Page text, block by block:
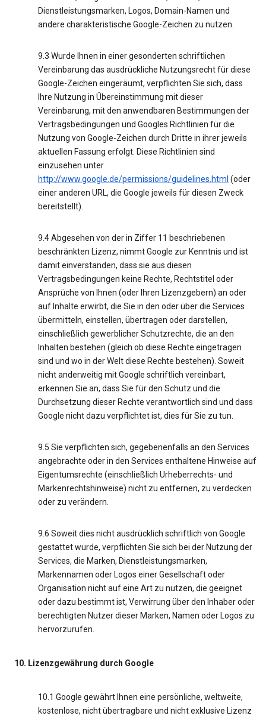
Dienstleistungsmarken, Logos, Domain-Namen und
andere charakteristische Google-Zeichen zu nutzen.
9.3 Wurde Ihnen in einer gesonderten schriftlichen
Vereinbarung das ausdrückliche Nutzungsrecht für diese
Google-Zeichen eingeräumt, verpflichten Sie sich, dass
Ihre Nutzung in Übereinstimmung mit dieser
Vereinbarung, mit den anwendbaren Bestimmungen der
Vertragsbedingungen und Googles Richtlinien für die
Nutzung von Google-Zeichen durch Dritte in ihrer jeweils
aktuellen Fassung erfolgt. Diese Richtlinien sind
einzusehen unter
http://www.google.de/permissions/guidelines.html (oder
einer anderen URL, die Google jeweils für diesen Zweck
bereitstellt).
9.4 Abgesehen von der in Ziffer 11 beschriebenen
beschränkten Lizenz, nimmt Google zur Kenntnis und ist
damit einverstanden, dass sie aus diesen
Vertragsbedingungen keine Rechte, Rechtstitel oder
Ansprüche von Ihnen (oder Ihren Lizenzgebern) an oder
auf Inhalte erwirbt, die Sie in den oder über die Services
übermitteln, einstellen, übertragen oder darstellen,
einschließlich gewerblicher Schutzrechte, die an den
Inhalten bestehen (gleich ob diese Rechte eingetragen
sind und wo in der Welt diese Rechte bestehen). Soweit
nicht anderweitig mit Google schriftlich vereinbart,
erkennen Sie an, dass Sie für den Schutz und die
Durchsetzung dieser Rechte verantwortlich sind und dass
Google nicht dazu verpflichtet ist, dies für Sie zu tun.
9.5 Sie verpflichten sich, gegebenenfalls an den Services
angebrachte oder in den Services enthaltene Hinweise auf
Eigentumsrechte (einschließlich Urheberrechts- und
Markenrechtshinweise) nicht zu entfernen, zu verdecken
oder zu verändern.
9.6 Soweit dies nicht ausdrücklich schriftlich von Google
gestattet wurde, verpflichten Sie sich bei der Nutzung der
Services, die Marken, Dienstleistungsmarken,
Markennamen oder Logos einer Gesellschaft oder
Organisation nicht auf eine Art zu nutzen, die geeignet
oder dazu bestimmt ist, Verwirrung über den Inhaber oder
berechtigten Nutzer dieser Marken, Namen oder Logos zu
hervorzurufen.
10. Lizenzgewährung durch Google
10.1 Google gewährt Ihnen eine persönliche, weltweite,
kostenlose, nicht übertragbare und nicht exklusive Lizenz